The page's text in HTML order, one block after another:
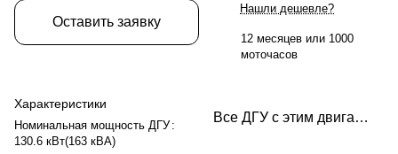
Оставить заявку
Характеристики
Номинальная мощность ДГУ :
130.6 кВт(163 кВА)
Нашли дешевле?
12 месяцев или 1000
моточасов
Все ДГУ с этим двигателем